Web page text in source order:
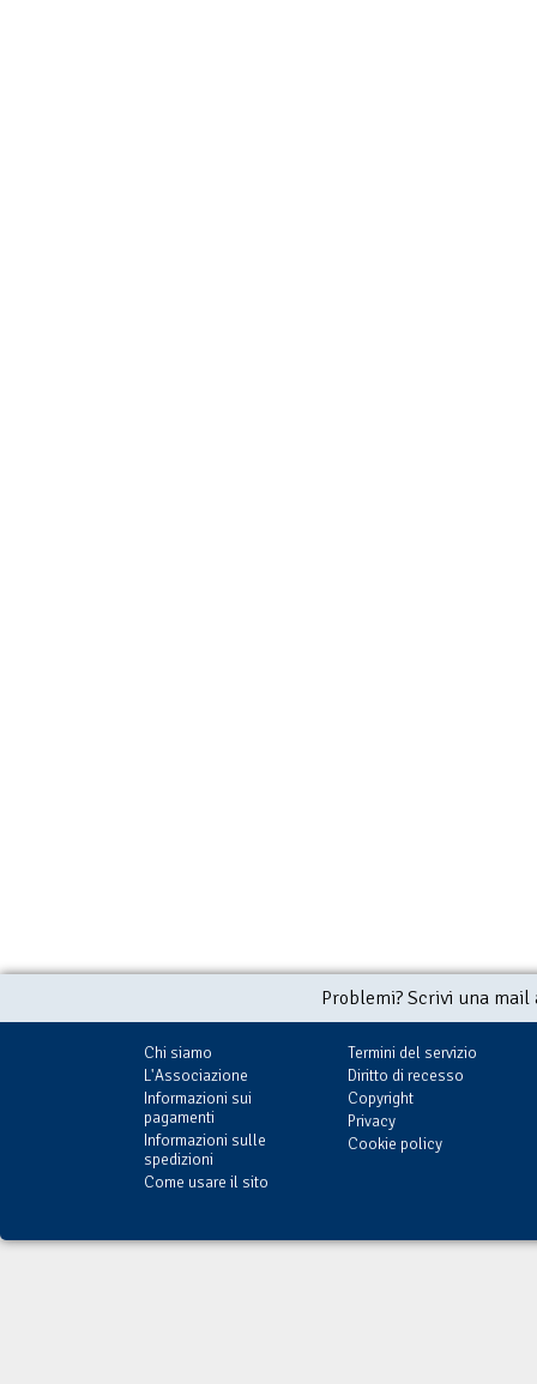
Problemi? Scrivi una
Chi siamo
L'Associazione
Informazioni sui
pagamenti
Informazioni sulle
spedizioni
Come usare il sito
Termini del servizio
Diritto di recesso
Copyright
Privacy
Cookie policy